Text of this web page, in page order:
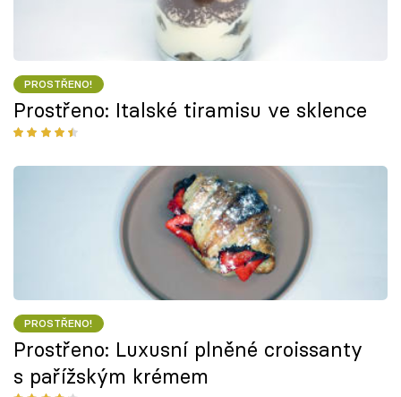
PROSTŘENO!
Prostřeno: Italské tiramisu ve sklence
PROSTŘENO!
Prostřeno: Luxusní plněné croissanty
s pařížským krémem